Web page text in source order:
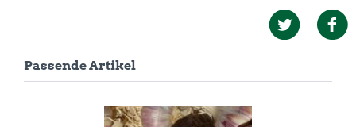
Passende Artikel